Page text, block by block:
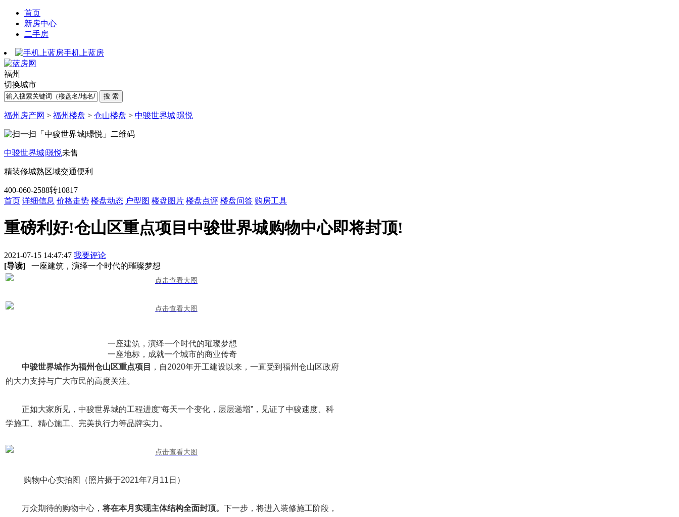
首页
新房中心
二手房
手机上蓝房
福州
切换城市
福州房产网 > 福州楼盘 > 仓山楼盘 > 中骏世界城|璟悦
中骏世界城|璟悦未售
精装修城熟区域交通便利
400-060-2588转10817
首页 详细信息 价格走势 楼盘动态 户型图 楼盘图片 楼盘点评 楼盘问答 购房工具
重磅利好!仓山区重点项目中骏世界城购物中心即将封顶!
2021-07-15 14:47:47 我要评论
[导读] 一座建筑，演绎一个时代的璀璨梦想
一座建筑，演绎一个时代的璀璨梦想
一座地标，成就一个城市的商业传奇
中骏世界城作为福州仓山区重点项目
，自2020年开工建设以来，一直受到福州仓山区政府
的大力支持与广大市民的高度关注。
正如大家所见，中骏世界城的工程进度“每天一个变化，层层递增”，见证了中骏速度、科
学施工、精心施工、完美执行力等品牌实力。
购物中心实拍图（照片摄于2021年7月11日）
万众期待的购物中心，将在本月实现主体结构全面封顶。 下一步，将进入装修施工阶段，